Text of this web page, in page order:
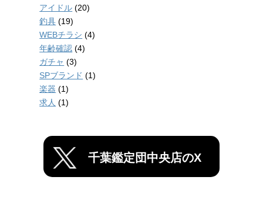
アイドル (20)
釣具 (19)
WEBチラシ (4)
年齢確認 (4)
ガチャ (3)
SPブランド (1)
楽器 (1)
求人 (1)
千葉鑑定団中央店のX